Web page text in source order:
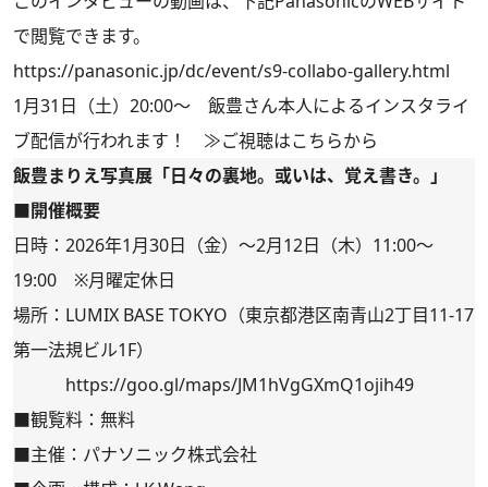
で閲覧できます。
https://panasonic.jp/dc/event/s9-collabo-gallery.html
1月31日（土）20:00～ 飯豊さん本人によるインスタライ
ブ配信が行われます！ ≫ご視聴はこちらから
飯豊まりえ写真展「日々の裏地。或いは、覚え書き。」
■開催概要
日時：2026年1月30日（金）～2月12日（木）11:00～
19:00 ※月曜定休日
場所：LUMIX BASE TOKYO（東京都港区南青山2丁目11-17
第一法規ビル1F）
https://goo.gl/maps/JM1hVgGXmQ1ojih49
■観覧料：無料
■主催：パナソニック株式会社